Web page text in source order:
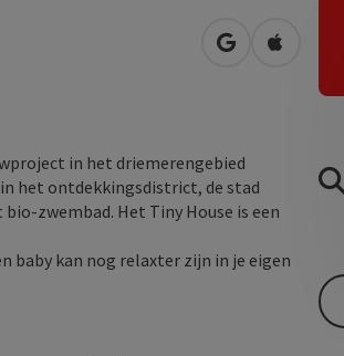
Openen inOpenen
in het driemerengebied
het ontdekkingsdistrict, de stad
zwembad. Het Tiny House is een
baby kan nog relaxter zijn in je eigen